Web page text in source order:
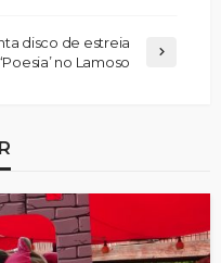
disco de estreia
‘Poesia’ no Lamoso